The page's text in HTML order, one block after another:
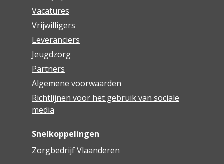
Vacatures
Vrijwilligers
Leveranciers
Jeugdzorg
Partners
Algemene voorwaarden
Richtlijnen voor het gebruik van sociale
media
Snelkoppelingen
Zorgbedrijf Vlaanderen